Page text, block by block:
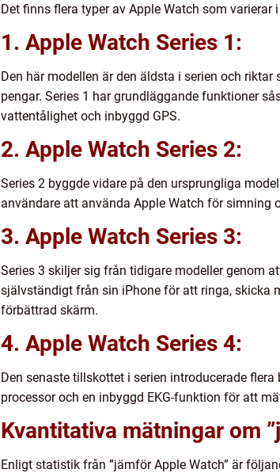
Det finns flera typer av Apple Watch som
1. Apple Watch Series 1:
Den här modellen är den äldsta i serien och
pengar. Series 1 har grundläggande funktioner
vattentålighet och inbyggd GPS.
2. Apple Watch Series 2:
Series 2 byggde vidare på den ursprungliga
användare att använda Apple Watch för
3. Apple Watch Series 3:
Series 3 skiljer sig från tidigare modeller genom
självständigt från sin iPhone för att ringa, skicka
förbättrad skärm.
4. Apple Watch Series 4:
Den senaste tillskottet i serien introducerade
processor och en inbyggd EKG-funktion för att
Kvantitativa mätningar om
Enligt statistik från ”jämför Apple Watch” är